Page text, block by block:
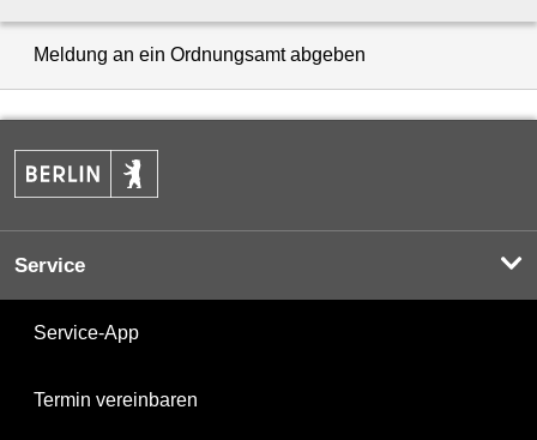
Meldung an ein Ordnungsamt abgeben
Service
Service-App
Termin vereinbaren